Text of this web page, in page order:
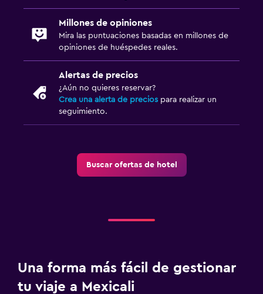
Millones de opiniones
Mira las puntuaciones basadas en millones de
opiniones de huéspedes reales.
Alertas de precios
¿Aún no quieres reservar?
Crea una alerta de precios para realizar un
seguimiento.
Buscar ofertas de hotel
Una forma más fácil de gestionar
tu viaje a Mexicali